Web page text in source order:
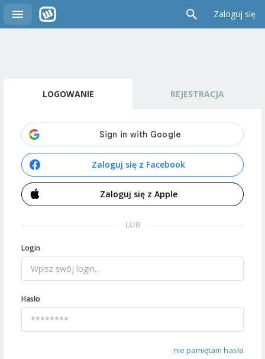
Zaloguj się
LOGOWANIE REJESTRACJA
Zaloguj się z Facebook
Zaloguj się z Apple
LUB
Login
Hasło
nie pamiętam hasła